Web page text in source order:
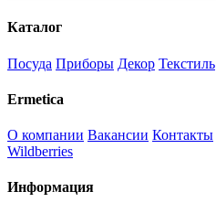
Каталог
Посуда Приборы Декор Текстиль
Ermetica
О компании Вакансии Контакты
Wildberries
Информация